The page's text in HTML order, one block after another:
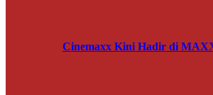
Cinemaxx Kini Hadir di